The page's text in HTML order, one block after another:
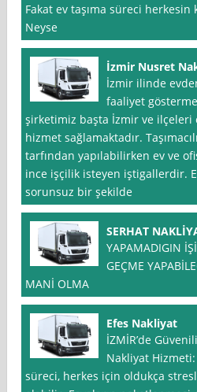
Fakat ev taşıma süreci
Neyse
İzmir Nusret
İzmir ilinde
faaliyet
şirketimiz başta İzmir ve ilçeleri
hizmet sağlamaktadır.
tarfından yapılabilirken ev ve
ince işçilik isteyen iştigallerdir.
sorunsuz bir şekilde
SERHAT
YAPAMADIGIN
GEÇME
MANİ OLMA
Efes Nakliyat
İZMİR’de
Nakliyat Hizmeti:
süreci, herkes için oldukça